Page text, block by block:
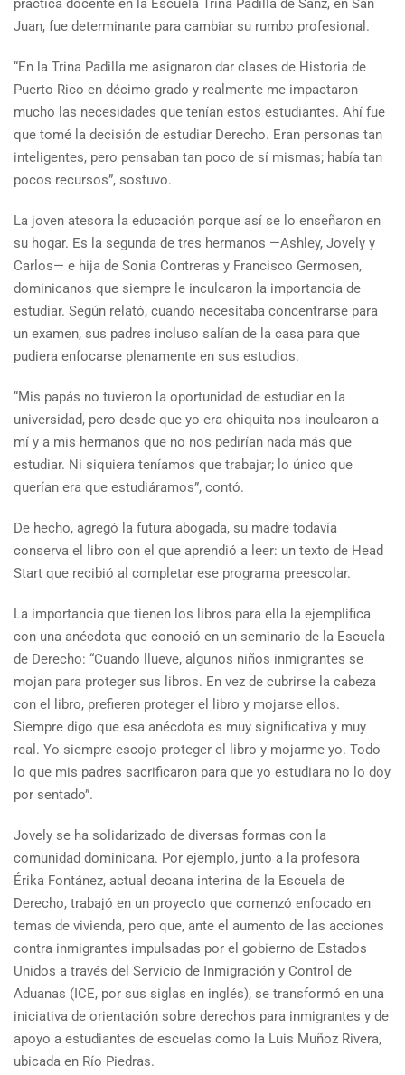
práctica docente en la Escuela Trina Padilla de Sanz, en San
Juan, fue determinante para cambiar su rumbo profesional.
“En la Trina Padilla me asignaron dar clases de Historia de
Puerto Rico en décimo grado y realmente me impactaron
mucho las necesidades que tenían estos estudiantes. Ahí fue
que tomé la decisión de estudiar Derecho. Eran personas tan
inteligentes, pero pensaban tan poco de sí mismas; había tan
pocos recursos”, sostuvo.
La joven atesora la educación porque así se lo enseñaron en
su hogar. Es la segunda de tres hermanos —Ashley, Jovely y
Carlos— e hija de Sonia Contreras y Francisco Germosen,
dominicanos que siempre le inculcaron la importancia de
estudiar. Según relató, cuando necesitaba concentrarse para
un examen, sus padres incluso salían de la casa para que
pudiera enfocarse plenamente en sus estudios.
“Mis papás no tuvieron la oportunidad de estudiar en la
universidad, pero desde que yo era chiquita nos inculcaron a
mí y a mis hermanos que no nos pedirían nada más que
estudiar. Ni siquiera teníamos que trabajar; lo único que
querían era que estudiáramos”, contó.
De hecho, agregó la futura abogada, su madre todavía
conserva el libro con el que aprendió a leer: un texto de Head
Start que recibió al completar ese programa preescolar.
La importancia que tienen los libros para ella la ejemplifica
con una anécdota que conoció en un seminario de la Escuela
de Derecho: “Cuando llueve, algunos niños inmigrantes se
mojan para proteger sus libros. En vez de cubrirse la cabeza
con el libro, prefieren proteger el libro y mojarse ellos.
Siempre digo que esa anécdota es muy significativa y muy
real. Yo siempre escojo proteger el libro y mojarme yo. Todo
lo que mis padres sacrificaron para que yo estudiara no lo doy
por sentado”.
Jovely se ha solidarizado de diversas formas con la
comunidad dominicana. Por ejemplo, junto a la profesora
Érika Fontánez, actual decana interina de la Escuela de
Derecho, trabajó en un proyecto que comenzó enfocado en
temas de vivienda, pero que, ante el aumento de las acciones
contra inmigrantes impulsadas por el gobierno de Estados
Unidos a través del Servicio de Inmigración y Control de
Aduanas (ICE, por sus siglas en inglés), se transformó en una
iniciativa de orientación sobre derechos para inmigrantes y de
apoyo a estudiantes de escuelas como la Luis Muñoz Rivera,
ubicada en Río Piedras.